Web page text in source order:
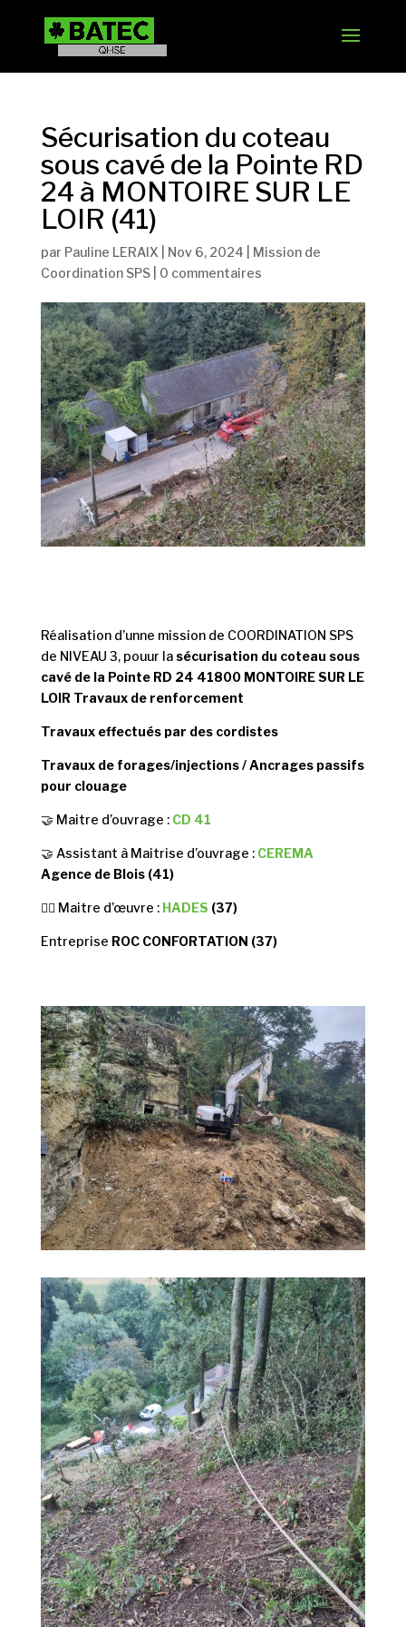
Sécurisation du coteau
sous cavé de la Pointe RD
24 à MONTOIRE SUR LE
LOIR (41)
par Pauline LERAIX Nov 6, 2024
Mission de
Coordination SPS| 0 commentaires
Réalisation d’unne mission de COORDINATION SPS
de NIVEAU 3, pouur lasécurisation du coteau sous
cavé de la Pointe RD 24 41800 MONTOIRE SUR LE
LOIR Travaux de renforcement
Travaux effectués par des cordistes
Travaux de forages/injections /Ancrages passifs
pour clouage
🤝 Maitre d’ouvrage : CD 41
🤝 Assistant à Maitrise d’ouvrage : CEREMA
Agence de Blois (41)
👷‍♂️ Maitre d’œuvre : HADES (37)
Entreprise ROC CONFORTATION (37)